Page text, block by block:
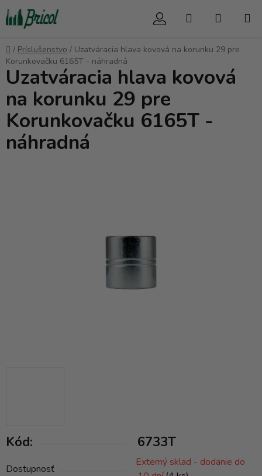
Prejsť
na
obsah
Hľadať
Domov
/ Príslušenstvo / Uzatváracia hlava kovová na korunku 29 pre
Korunkovačku 6165T - náhradná
Kód: 6733T
Dostupnosť
Externý sklad - dodanie do
Uzatváracia hlava kovová
na korunku 29 pre
Korunkovačku 6165T -
náhradná